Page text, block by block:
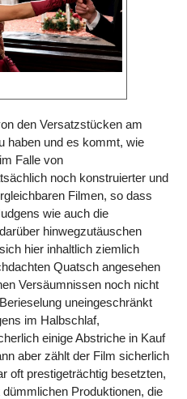
den Versatzstücken am
haben und es kommt, wie
Falle von
noch konstruierter und
Filmen, so dass
wie auch die
hinwegzutäuschen
hier inhaltlich ziemlich
Quatsch angesehen
Versäumnissen noch nicht
uneingeschränkt
im Halbschlaf,
einige Abstriche in Kauf
aber zählt der Film sicherlich
oft prestigeträchtig besetzten,
Produktionen, die